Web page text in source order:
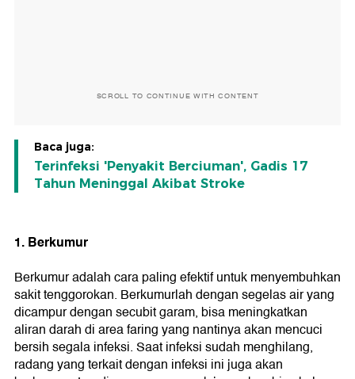
SCROLL TO CONTINUE WITH CONTENT
Baca juga:
Terinfeksi 'Penyakit Berciuman', Gadis 17
Tahun Meninggal Akibat Stroke
1. Berkumur
Berkumur adalah cara paling efektif untuk menyembuhkan
sakit tenggorokan. Berkumurlah dengan segelas air yang
dicampur dengan secubit garam, bisa meningkatkan
aliran darah di area faring yang nantinya akan mencuci
bersih segala infeksi. Saat infeksi sudah menghilang,
radang yang terkait dengan infeksi ini juga akan